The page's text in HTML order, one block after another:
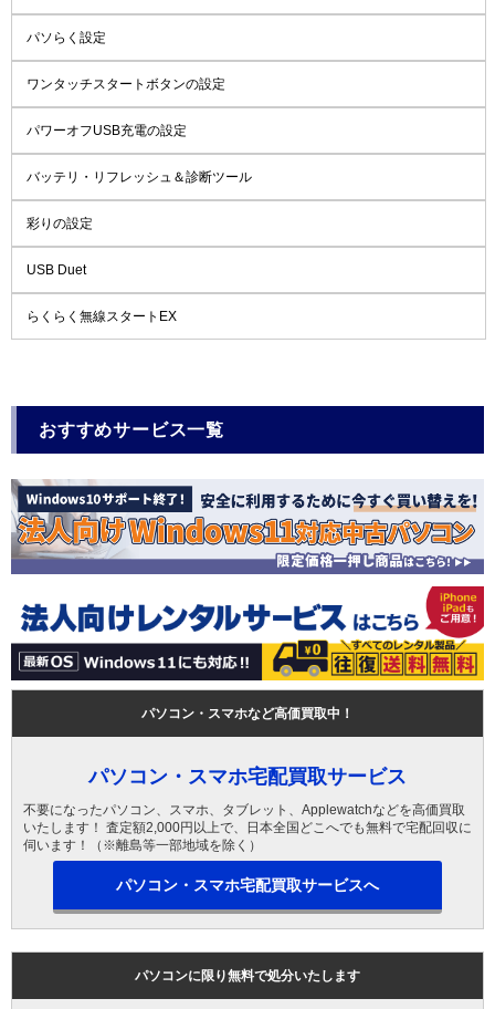
パソらく設定
ワンタッチスタートボタンの設定
パワーオフUSB充電の設定
バッテリ・リフレッシュ＆診断ツール
彩りの設定
USB Duet
らくらく無線スタートEX
おすすめサービス一覧
パソコン・スマホなど高価買取中！
パソコン・スマホ宅配買取サービス
不要になったパソコン、スマホ、タブレット、Applewatchなどを高価買取
いたします！ 査定額2,000円以上で、日本全国どこへでも無料で宅配回収に
伺います！（※離島等一部地域を除く）
パソコン・スマホ宅配買取サービスへ
パソコンに限り無料で処分いたします